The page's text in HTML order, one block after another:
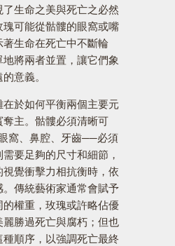
生命之美與死亡之必然
可能從骷髏的眼窩或嘴
生命在死亡中不斷輪
將兩者並置，讓它們象
意義。
於如何平衡兩個主要元
主。骷髏必須清晰可
窩、鼻腔、牙齒──必須
要足夠的尺寸和細節，
覺衝擊力相抗衡時，依
傳統藝術家通常會賦予
權重，玫瑰或許略佔優
勝過死亡與腐朽；但也
順序，以強調死亡最終